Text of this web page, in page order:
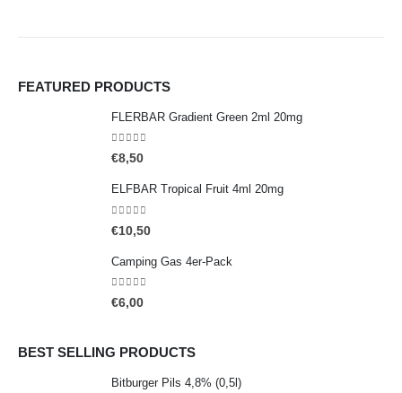
FEATURED PRODUCTS
FLERBAR Gradient Green 2ml 20mg
0out of 5
€8,50
ELFBAR Tropical Fruit 4ml 20mg
0 out of 5
€10,50
Camping Gas 4er-Pack
0out of 5
€6,00
BEST SELLING PRODUCTS
Bitburger Pils 4,8% (0,5l)